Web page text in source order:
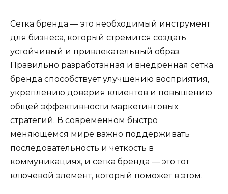
Сетка бренда — это необходимый инструмент
для бизнеса, который стремится создать
устойчивый и привлекательный образ.
Правильно разработанная и внедренная сетка
бренда способствует улучшению восприятия,
укреплению доверия клиентов и повышению
общей эффективности маркетинговых
стратегий. В современном быстро
меняющемся мире важно поддерживать
последовательность и четкость в
коммуникациях, и сетка бренда — это тот
ключевой элемент, который поможет в этом.